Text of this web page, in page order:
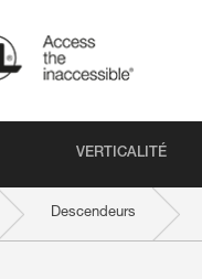
VERTICALITÉ
Descendeurs